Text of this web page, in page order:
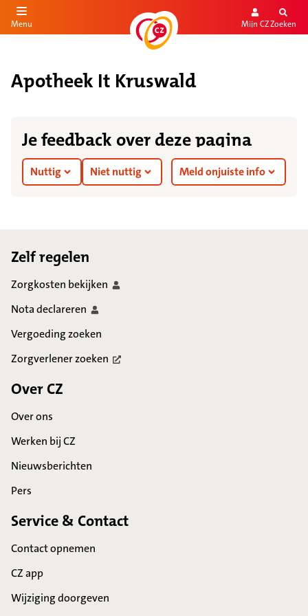
de inhoud
Menu Mijn CZZoeken
Apotheek It Kruswald
Je feedback over deze pagina
Nuttig Niet nuttig Meld onjuiste info
Zelf regelen
Zorgkosten bekijken
Notadeclareren
Vergoeding zoeken
Zorgverlenerzoeken
Over CZ
Over ons
Werken bij CZ
Nieuwsberichten
Pers
Service & Contact
Contact opnemen
CZ app
Wijziging doorgeven